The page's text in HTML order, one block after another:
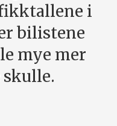
i
bilistene
mye mer
skulle.